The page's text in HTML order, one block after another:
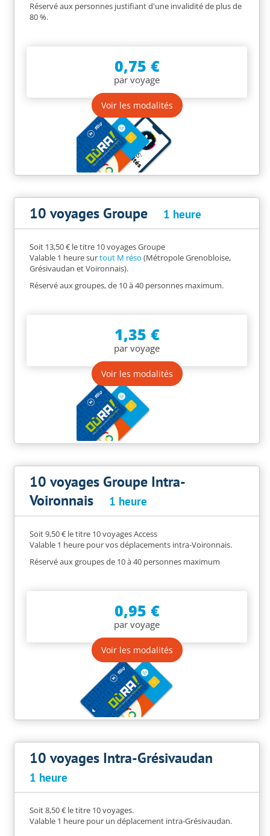
Réservé aux personnes justifiant d'une invalidité de plus de
80 %.
0,75 €
par voyage
Voir les modalités
10 voyages Groupe 1 heure
Soit 13,50 € le titre 10 voyages Groupe
Valable 1 heure surtout M réso (Métropole Grenobloise,
Grésivaudan et Voironnais).
Réservé aux groupes, de 10 à 40 personnes maximum.
1,35 €
par voyage
Voir les modalités
10 voyages Groupe Intra-
Voironnais
1 heure
Soit 9,50 € le titre 10 voyages Access
Valable 1 heure pour vos déplacements intra-Voironnais.
Réservé aux groupes de 10 à 40 personnes maximum
0,95 €
par voyage
Voir les modalités
10 voyages Intra-Grésivaudan
1 heure
Soit 8,50 € le titre 10 voyages.
Valable 1 heure pour un déplacement intra-Grésivaudan.